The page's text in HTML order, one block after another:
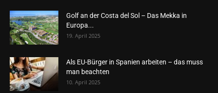
Golf an der Costa del Sol – Das Mekka in
Europa...
19. April 2025
Als EU-Bürger in Spanien arbeiten – das muss
man beachten
10. April 2025